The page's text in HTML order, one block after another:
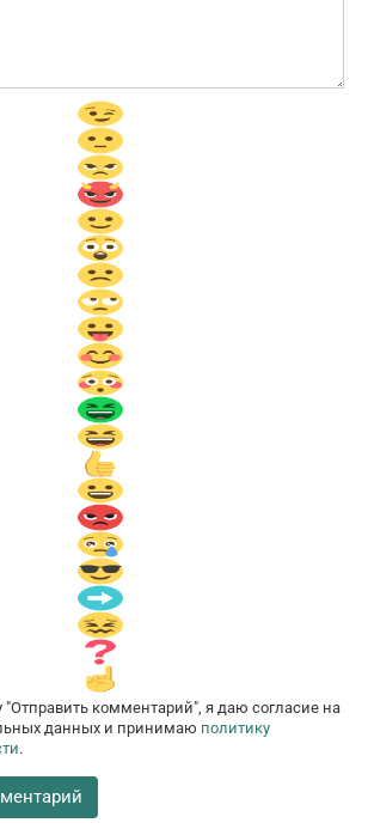
комментарий", я даю согласие на
данных и принимаю политику
.